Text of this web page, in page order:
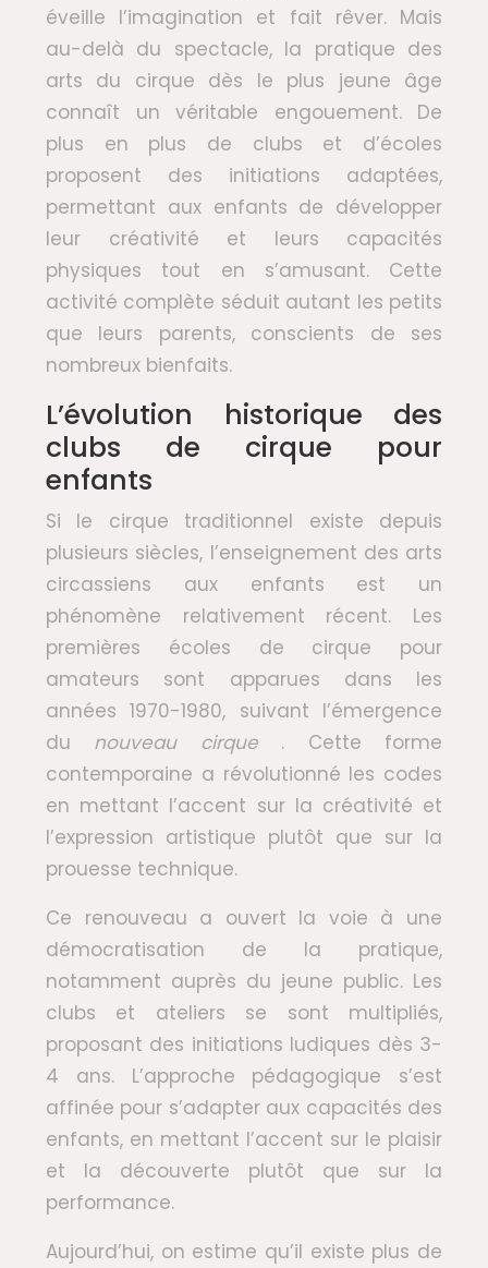
éveille l’imagination et fait rêver. Mais
au-delà du spectacle, la pratique des
arts du cirque dès le plus jeune âge
connaît un véritable engouement. De
plus en plus de clubs et d’écoles
proposent des initiations adaptées,
permettant aux enfants de développer
leur créativité et leurs capacités
physiques tout en s’amusant. Cette
activité complète séduit autant les petits
que leurs parents, conscients de ses
nombreux bienfaits.
L’évolution historique des
clubs de cirque pour
enfants
Si le cirque traditionnel existe depuis
plusieurs siècles, l’enseignement des arts
circassiens aux enfants est un
phénomène relativement récent. Les
premières écoles de cirque pour
amateurs sont apparues dans les
années 1970-1980, suivant l’émergence
du nouveau cirque . Cette forme
contemporaine a révolutionné les codes
en mettant l’accent sur la créativité et
l’expression artistique plutôt que sur la
prouesse technique.
Ce renouveau a ouvert la voie à une
démocratisation de la pratique,
notamment auprès du jeune public. Les
clubs et ateliers se sont multipliés,
proposant des initiations ludiques dès 3-
4 ans. L’approche pédagogique s’est
affinée pour s’adapter aux capacités des
enfants, en mettant l’accent sur le plaisir
et la découverte plutôt que sur la
performance.
Aujourd’hui, on estime qu’il existe plus de